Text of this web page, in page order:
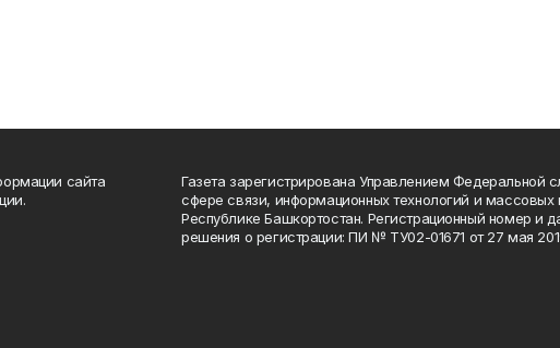
сайта
Газета зарегистрирована Управлением Федеральной
сфере связи, информационных технологий и массовых
Республике Башкортостан. Регистрационный номер и
решения о регистрации: ПИ № ТУ02-01671 от 27 мая